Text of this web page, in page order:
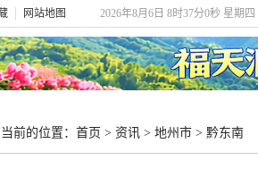
网站地图 2026年8月6日 8时37分2秒 星期四
前的位置： 首页 > 资讯 > 地州市 > 黔东南